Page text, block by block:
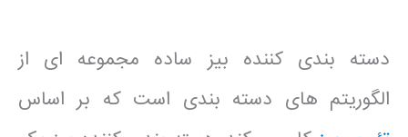
دسته بندی کننده بیز ساده مجموعه ای از
الگوریتم های دسته بندی است که بر اساس